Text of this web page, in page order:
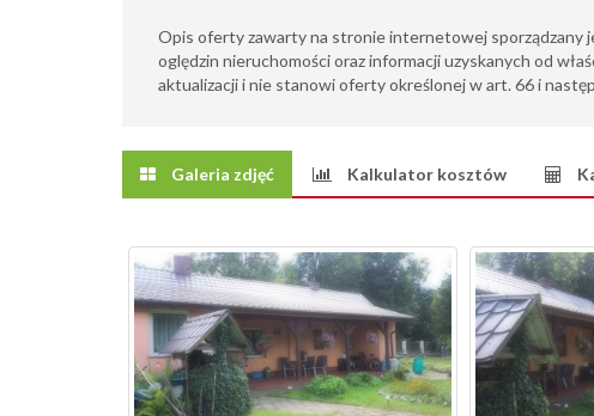
Opis oferty zawarty na stronie internetowej sporządzany
oględzin nieruchomości oraz informacji uzyskanych od
aktualizacji i nie stanowi oferty określonej w art. 66 i
Galeria zdjęć Kalkulator kosztów